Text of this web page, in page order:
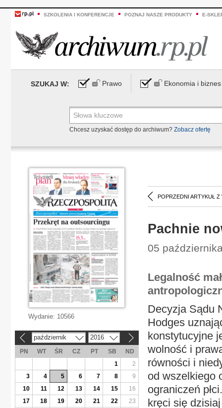
SZKOLENIA I KONFERENCJE POZNAJ NASZE PRODUKTY E-
SZUKAJ W: Prawo Ekonomia i biznes
Chcesz uzyskać dostęp do archiwum? Zobacz ofertę
POPRZEDNI ARTYKUŁ Z
Pachnie
05
Legalność
Decyzja Sądu
Hodges
konstytucyjne
wolność i
równości i
od wszelkiego
ograniczeń
kręci się
Wydanie: 10566
październik 2016
PN WT ŚR CZ PT SB
ND
1
2
3
4 5 6 7 8
9
10
11 12 13 14 15
16
17
18 19 20 21 22
23